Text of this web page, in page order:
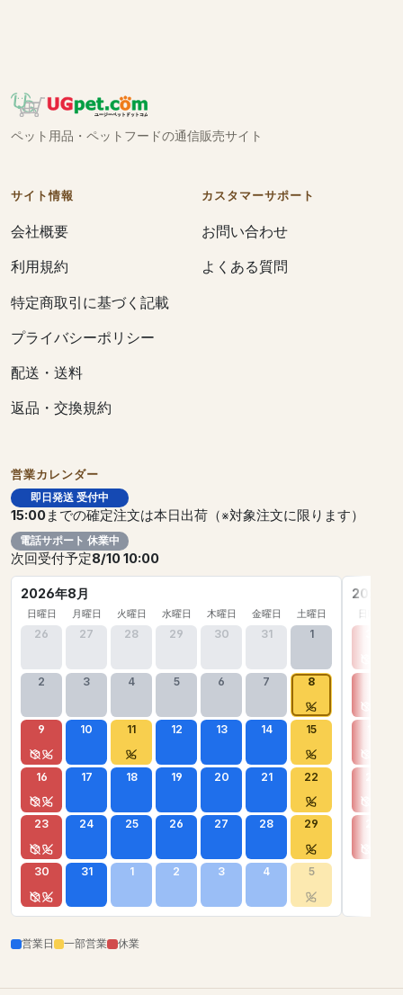
ペット用品・ペットフードの通信販売サイト
サイト情報
会社概要
利用規約
特定商取引に基づく記載
プライバシーポリシー
配送・送料
返品・交換規約
カスタマーサポート
お問い合わせ
よくある質問
営業カレンダー
即日発送 受付中
15:00までの確定注文は本日出荷（※対象注文に限ります）
電話サポート 休業中
次回受付予定8/10 10:00
2026年8月
日曜日 月曜日 火曜日 水曜日 木曜日 金曜日 土曜日
26 27 28 29 30 31 1
2 3 4 5 6 7 8
9 10 11 12 13 14 15
16 17 18 19 20 21 22
23 24 25 26 27 28 29
30 31 1 2 3 4 5
2026年
日曜日
営業日 一部営業 休業